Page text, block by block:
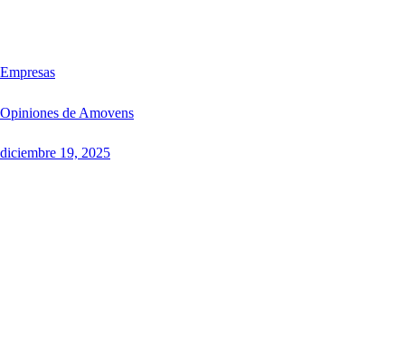
Empresas
Opiniones de Amovens
diciembre 19, 2025